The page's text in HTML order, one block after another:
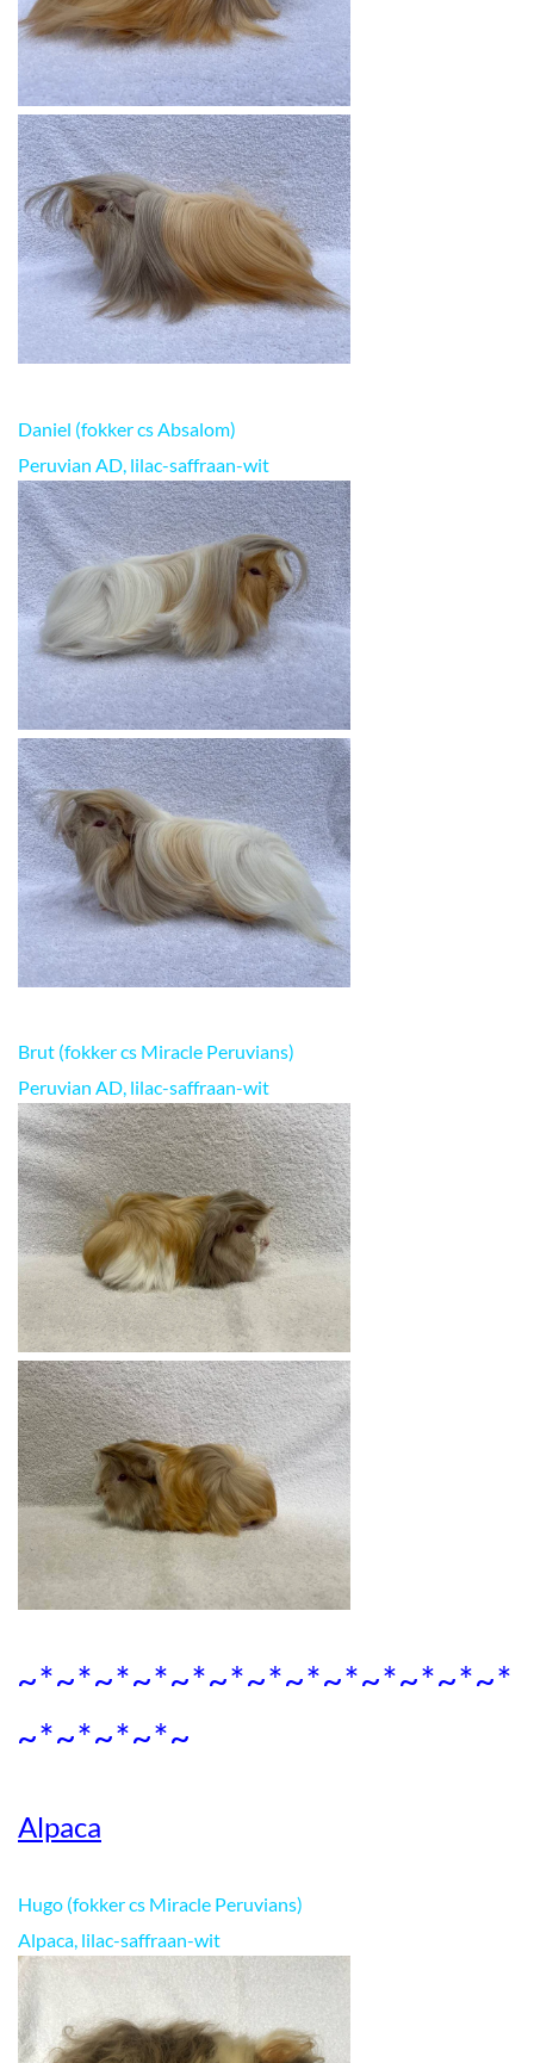
Daniel (fokker cs Absalom)
Peruvian AD, lilac-saffraan-wit
Brut (fokker cs Miracle Peruvians)
Peruvian AD, lilac-saffraan-wit
~*~*~*~*~*~*~*~*~*~*~*~*~*
~*~*~*~*~
Alpaca
Hugo (fokker cs Miracle Peruvians)
Alpaca, lilac-saffraan-wit